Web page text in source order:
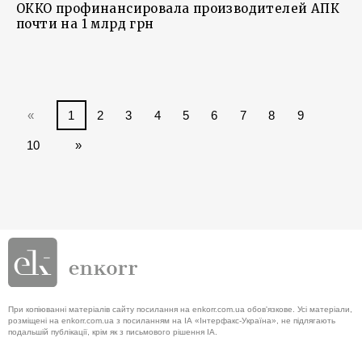
ОККО профинансировала производителей АПК
почти на 1 млрд грн
« 1 2 3 4 5 6 7 8 9
10 »
При копіюванні матеріалів сайту посилання на enkorr.com.ua обов'язкове. Усі матеріали,
розміщені на enkorr.com.ua з посиланням на ІА «Інтерфакс-Україна», не підлягають
подальшій публікації, крім як з письмового рішення ІА.